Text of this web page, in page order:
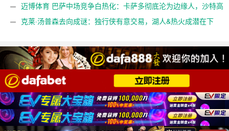
黄金档？
迈博体育 巴萨中场竞争白热化：卡萨多彻底沦为边缘人，沙特高
薪邀约引发去留两难
克莱·汤普森去向成谜：独行侠有意交易，湖人&热火成潜在下